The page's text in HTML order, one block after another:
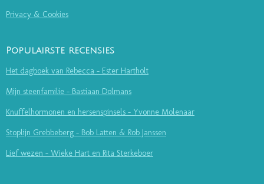
Privacy & Cookies
Populairste recensies
Het dagboek van Rebecca - Ester Hartholt
Mijn steenfamilie - Bastiaan Dolmans
Knuffelhormonen en hersenspinsels - Yvonne Molenaar
Stoplijn Grebbeberg - Bob Latten & Rob Janssen
Lief wezen - Wieke Hart en Rita Sterkeboer